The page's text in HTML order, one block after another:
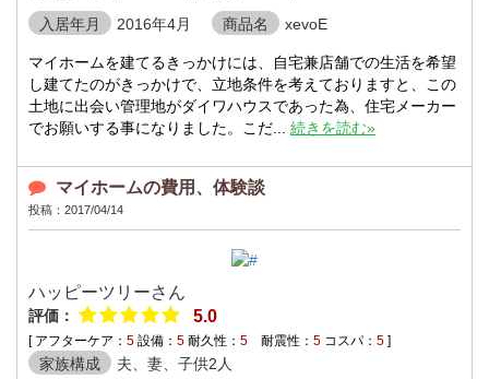
入居年月
2016年4月 商品名 xevoE
マイホームを建てるきっかけには、自宅兼店舗での生活を希望
し建てたのがきっかけで、立地条件を考えておりますと、この
土地に出会い管理地がダイワハウスであった為、住宅メーカー
でお願いする事になりました。こだ... 続きを読む»
マイホームの費用、体験談
投稿：2017/04/14
ハッピーツリーさん
評価： 5.0
[ アフターケア： 5 設備： 5 耐久性： 5 耐震性： 5 コスパ： 5 ]
家族構成
夫、妻、子供2人